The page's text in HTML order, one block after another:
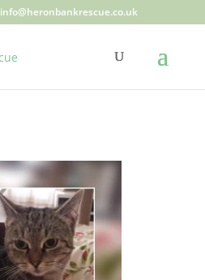
info@heronbankrescue.co.uk